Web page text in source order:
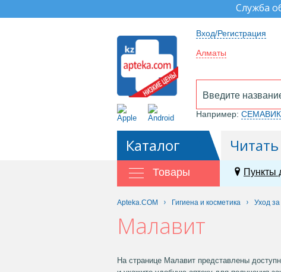
Служба
Вход/Регистрация
Алматы
Например: СЕМАВИК
Каталог Читать
Товары Пункты
Apteka.COM Гигиена и косметика Уход
Малавит
На странице Малавит представлены